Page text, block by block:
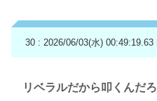
30 : 2026/06/03(水) 00:49:19.63
リベラルだから叩くんだろ